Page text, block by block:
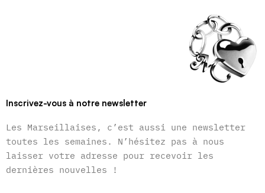
Inscrivez-vous à notre newsletter
Les Marseillaises, c’est aussi une newsletter
toutes les semaines. N’hésitez pas à nous
laisser votre adresse pour recevoir les
dernières nouvelles !